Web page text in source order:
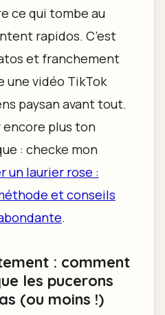
ce qui tombe au
rapidos. C’est
et franchement
une vidéo TikTok
paysan avant tout.
encore plus ton
: checke mon
un laurier rose :
et conseils
.
: comment
les pucerons
(ou moins !)